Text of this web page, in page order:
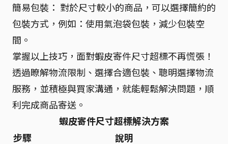
簡易包裝： 對於尺寸較小的商品，可以選擇簡約的
包裝方式，例如：使用氣泡袋包裝，減少包裝空
間。
掌握以上技巧，面對蝦皮寄件尺寸超標不再慌張！
透過瞭解物流限制、選擇合適包裝、聰明選擇物流
服務，並積極與買家溝通，就能輕鬆解決問題，順
利完成商品寄送。
蝦皮寄件尺寸超標解決方案
步驟
說明